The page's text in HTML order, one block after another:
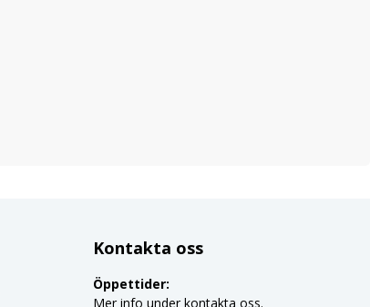
Kontakta oss
Öppettider:
Mer info under kontakta oss.